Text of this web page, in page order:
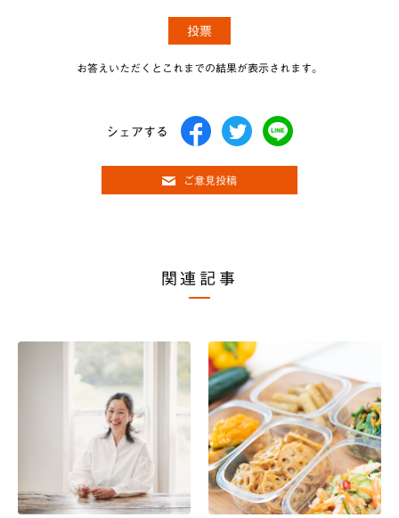
お答えいただくとこれまでの結果が表示されます。
シェアする
ご意見投稿
関連記事